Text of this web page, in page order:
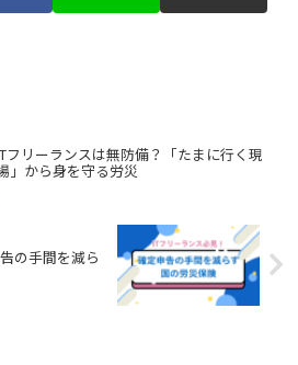
フリーランスは無防備？「たまに行く現
」から身を守る労災
の手間を減ら